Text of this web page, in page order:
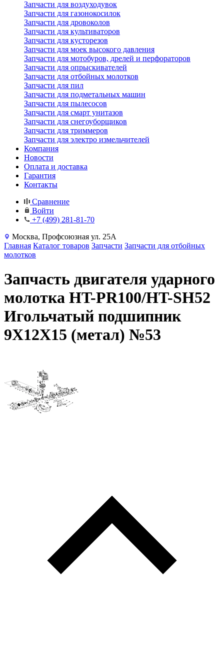
Запчасти для воздуходувок
Запчасти для газонокосилок
Запчасти для дровоколов
Запчасти для культиваторов
Запчасти для кусторезов
Запчасти для моек высокого давления
Запчасти для мотобуров, дрелей и перфораторов
Запчасти для опрыскивателей
Запчасти для отбойных молотков
Запчасти для пил
Запчасти для подметальных машин
Запчасти для пылесосов
Запчасти для смарт унитазов
Запчасти для снегоуборщиков
Запчасти для триммеров
Запчасти для электро измельчителей
Компания
Новости
Оплата и доставка
Гарантия
Контакты
Сравнение
Войти
+7 (499) 281-81-70
Москва, Профсоюзная ул. 25А
Главная Каталог товаров Запчасти Запчасти для отбойных
молотков
Запчасть двигателя ударного
молотка HT-PR100/HT-SH52
Игольчатый подшипник
9X12X15 (метал) №53